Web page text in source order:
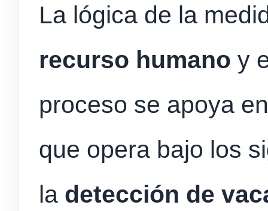
La lógica de la
recurso humano y
proceso se apoya
que opera bajo los
la detección de